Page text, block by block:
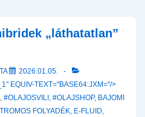
„láthatatlan”
2026.01.05.
EQUIV-TEXT="BASE64:JXM="/>
, #OLAJOSVILI , #OLAJSHOP, BAJOMI
FOLYADÉK, E-FLUID,